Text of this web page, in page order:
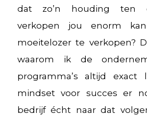
dat zo’n houding ten
verkopen jou enorm
moeitelozer te verkopen?
waarom ik de
programma’s altijd exact
mindset voor succes er
bedrijf écht naar dat